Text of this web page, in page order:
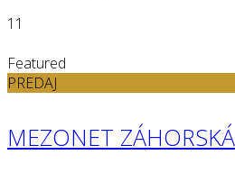
11
Featured
PREDAJ
MEZONET